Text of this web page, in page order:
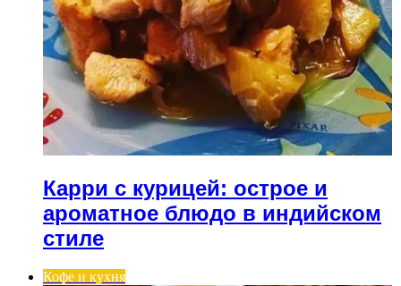
Карри с курицей: острое и
ароматное блюдо в индийском
стиле
Кофе и кухня